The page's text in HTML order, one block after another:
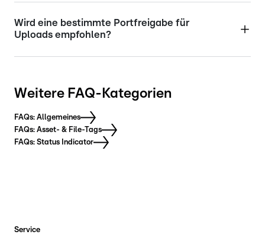
Wird eine bestimmte Portfreigabe für
Uploads empfohlen?
Weitere FAQ-Kategorien
FAQs: Allgemeines
FAQs: Asset- & File-Tags
FAQs: Status Indicator
Service